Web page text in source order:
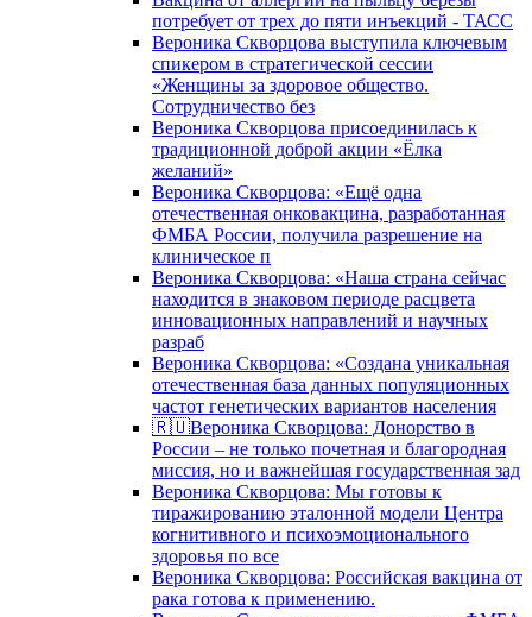
потребует от трех до пяти инъекций - ТАСС
Вероника Скворцова выступила ключевым
спикером в стратегической сессии
«Женщины за здоровое общество.
Сотрудничество без
Вероника Скворцова присоединилась к
традиционной доброй акции «Ёлка
желаний»
Вероника Скворцова: «Ещё одна
отечественная онковакцина, разработанная
ФМБА России, получила разрешение на
клиническое п
Вероника Скворцова: «Наша страна сейчас
находится в знаковом периоде расцвета
инновационных направлений и научных
разраб
Вероника Скворцова: «Создана уникальная
отечественная база данных популяционных
частот генетических вариантов населения
🇷🇺Вероника Скворцова: Донорство в
России – не только почетная и благородная
миссия, но и важнейшая государственная зад
Вероника Скворцова: Мы готовы к
тиражированию эталонной модели Центра
когнитивного и психоэмоционального
здоровья по все
Вероника Скворцова: Российская вакцина от
рака готова к применению.